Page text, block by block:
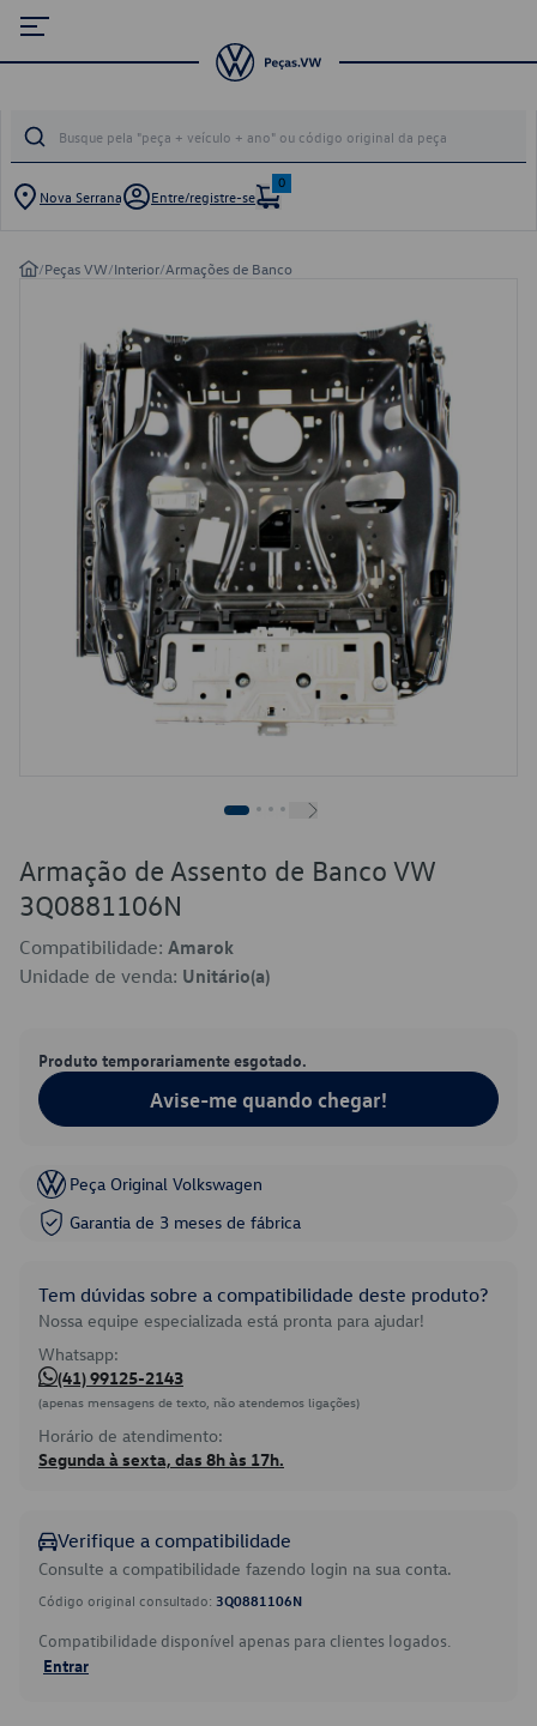
Nova Serrana Entre/registre-se
0
/Peças VW/Interior/Armações de Banco
Armação de Assento de Banco VW
3Q0881106N
Compatibilidade: Amarok
Unidade de venda: Unitário(a)
Produto temporariamente esgotado.
Avise-me quando chegar!
Peça Original Volkswagen
Garantia de 3 meses de fábrica
Tem dúvidas sobre a compatibilidade deste produto?
Nossa equipe especializada está pronta para ajudar!
Whatsapp:
(41) 99125-2143
(apenas mensagens de texto, não atendemos ligações)
Horário de atendimento:
Segunda à sexta, das 8h às 17h.
Verifique a compatibilidade
Consulte a compatibilidade fazendo login na sua conta.
Código original consultado: 3Q0881106N
Compatibilidade disponível apenas para clientes logados.
Entrar